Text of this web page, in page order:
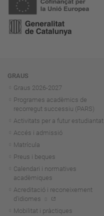
Navegació
GRAUS
Graus 2026-2027
Programes acadèmics de
recorregut successiu (PARS)
Activitats per a futur estudiantat
Accés i admissió
Matrícula
Preus i beques
Calendari i normatives
acadèmiques
Acreditació i reconeixement
d'idiomes
Mobilitat i pràctiques